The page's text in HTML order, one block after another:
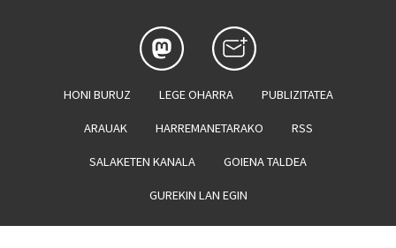
HONI BURUZ LEGE OHARRA PUBLIZITATEA
ARAUAK HARREMANETARAKO RSS
SALAKETEN KANALA GOIENA TALDEA
GUREKIN LAN EGIN